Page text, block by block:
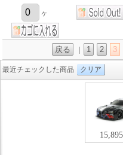
ヶ
戻る 1 2 3
最近チェックした商品 クリア